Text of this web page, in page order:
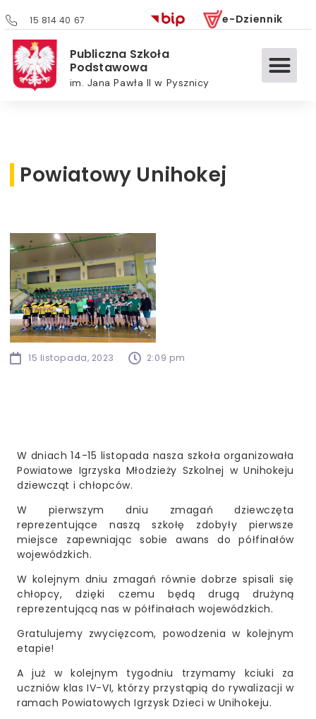
15 814 40 67 e-Dziennik
Publiczna Szkoła
Podstawowa
im. Jana Pawła II w Pysznicy
Powiatowy Unihokej
15 listopada, 2023 2:09 pm
W dniach 14-15 listopada nasza szkoła organizowała
Powiatowe Igrzyska Młodzieży Szkolnej w Unihokeju
dziewcząt i chłopców.
W pierwszym dniu zmagań dziewczęta
reprezentujące naszą szkołę zdobyły pierwsze
miejsce zapewniając sobie awans do półfinałów
wojewódzkich.
W kolejnym dniu zmagań równie dobrze spisali się
chłopcy, dzięki czemu będą drugą drużyną
reprezentującą nas w półfinałach wojewódzkich.
Gratulujemy zwycięzcom, powodzenia w kolejnym
etapie!
A już w kolejnym tygodniu trzymamy kciuki za
uczniów klas IV-VI, którzy przystąpią do rywalizacji w
ramach Powiatowych Igrzysk Dzieci w Unihokeju.